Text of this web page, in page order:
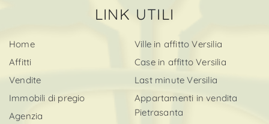
LINK UTILI
Home
Affitti
Vendite
Immobili di pregio
Agenzia
Ville in affitto Versilia
Case in affitto Versilia
Last minute Versilia
Appartamenti in vendita
Pietrasanta